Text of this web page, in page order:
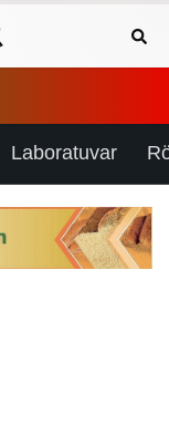
Laboratuvar